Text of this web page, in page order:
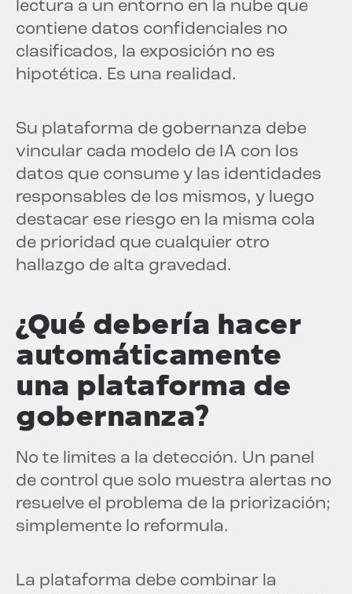
lectura a un entorno en la nube que
contiene datos confidenciales no
clasificados, la exposición no es
hipotética. Es una realidad.
Su plataforma de gobernanza debe
vincular cada modelo de IA con los
datos que consume y las identidades
responsables de los mismos, y luego
destacar ese riesgo en la misma cola
de prioridad que cualquier otro
hallazgo de alta gravedad.
¿Qué debería hacer
automáticamente
una plataforma de
gobernanza?
No te limites a la detección. Un panel
de control que solo muestra alertas no
resuelve el problema de la priorización;
simplemente lo reformula.
La plataforma debe combinar la